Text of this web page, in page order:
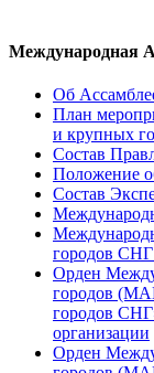
Международная
Об
План
и крупных
Состав
Положение
Состав
городов СНГ
Орден
городов
городов
организации
Орден